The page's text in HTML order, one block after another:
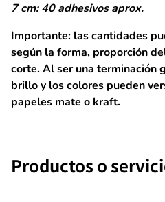
7 cm: 40 adhesivos aprox.
Importante: las cantidades
según la forma, proporción
corte. Al ser una terminación
brillo y los colores pueden
papeles mate o kraft.
Productos o